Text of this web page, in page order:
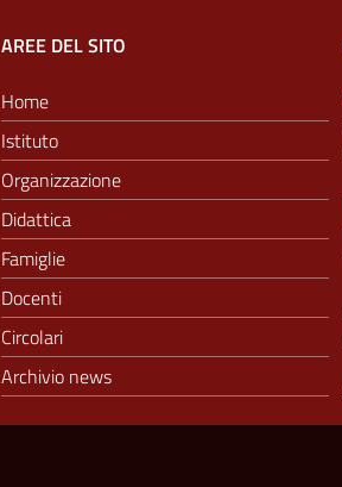
AREE DEL SITO
Home
Istituto
Organizzazione
Didattica
Famiglie
Docenti
Circolari
Archivio news